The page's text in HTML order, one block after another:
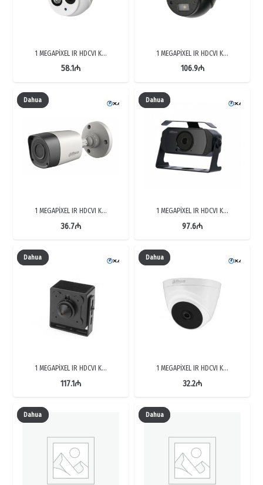
1 MEGAPİXEL IR HDCVI K…
58.1₼
1 MEGAPİXEL IR HDCVI K…
106.9₼
Dahua
1 MEGAPİXEL IR HDCVI K…
36.7₼
Dahua
1 MEGAPİXEL IR HDCVI K…
97.6₼
Dahua
1 MEGAPİXEL IR HDCVI K…
117.1₼
Dahua
1 MEGAPİXEL IR HDCVI K…
32.2₼
Dahua Dahua